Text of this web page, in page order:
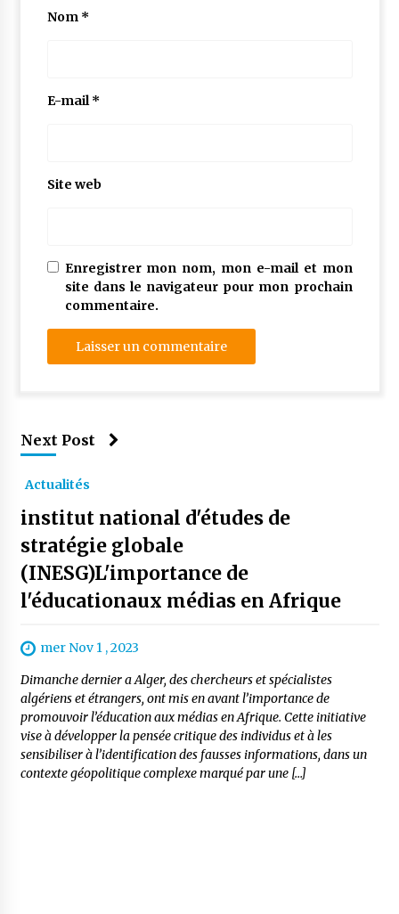
Nom *
E-mail*
Site web
Enregistrer mon nom, mon e-mail et mon
site dans le navigateur pour mon prochain
commentaire.
Next Post
Actualités
institut national d'études de
stratégie globale
(INESG)L'importance de
l'éducationaux médias en Afrique
mer Nov 1 , 2023
Dimanche dernier a Alger, des chercheurs et spécialistes
algériens et étrangers, ont mis en avant l’importance de
promouvoir l’éducation aux médias en Afrique. Cette initiative
vise à développer la pensée critique des individus et à les
sensibiliser à l’identification des fausses informations, dans un
contexte géopolitique complexe marqué par une […]